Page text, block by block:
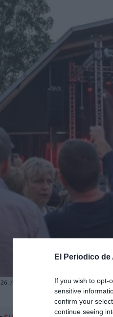
El Periodico de
If you wish to opt-
sensitive
confirm your
continue seeing
/ EPDA